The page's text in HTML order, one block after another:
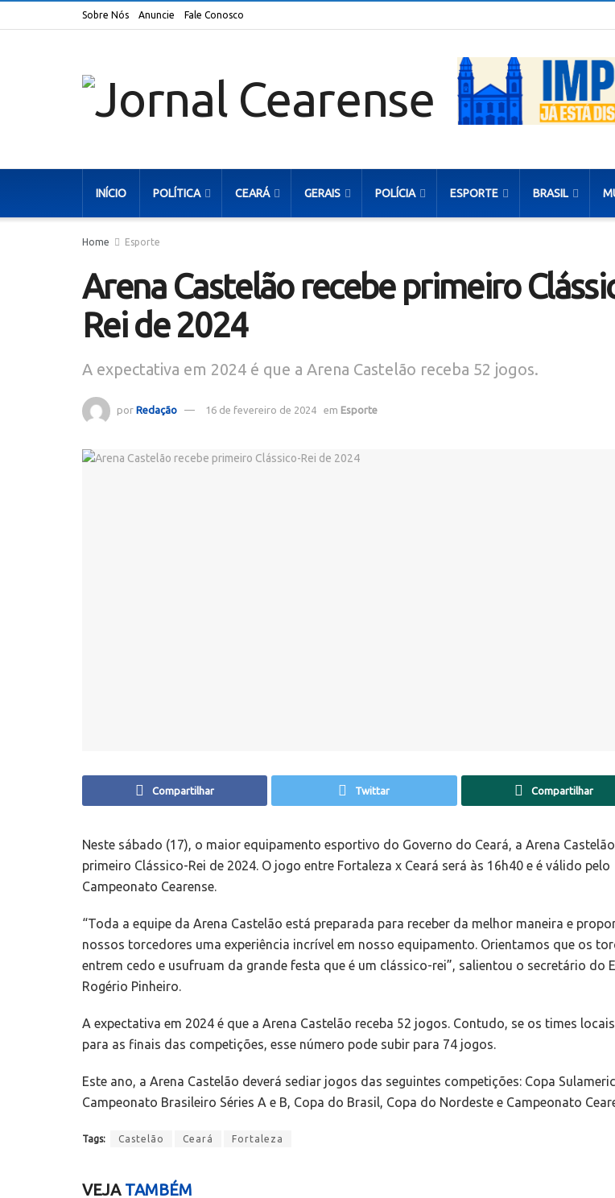
Sobre Nós Anuncie Fale Conosco
INÍCIO POLÍTICA CEARÁ GERAIS POLÍCIA ESPORTE BRASIL
Home Esporte
Arena Castelão recebe primeiro
Rei de 2024
A expectativa em 2024 é que a Arena Castelão receba 52 jogos.
por Redação 16 de fevereiro de 2024 em Esporte
Compartilhar Twittar Compartilhar
Neste sábado (17), o maior equipamento esportivo do Governo do Ceará, a Arena
primeiro Clássico-Rei de 2024. O jogo entre Fortaleza x Ceará será às 16h40 e é válido pelo
Campeonato Cearense.
“Toda a equipe da Arena Castelão está preparada para receber da melhor maneira e
nossos torcedores uma experiência incrível em nosso equipamento. Orientamos que os
entrem cedo e usufruam da grande festa que é um clássico-rei”, salientou o secretário do
Rogério Pinheiro.
A expectativa em 2024 é que a Arena Castelão receba 52 jogos. Contudo, se os times
para as finais das competições, esse número pode subir para 74 jogos.
Este ano, a Arena Castelão deverá sediar jogos das seguintes competições: Copa
Campeonato Brasileiro Séries A e B, Copa do Brasil, Copa do Nordeste e Campeonato
Tags: Castelão Ceará Fortaleza
VEJATAMBÉM